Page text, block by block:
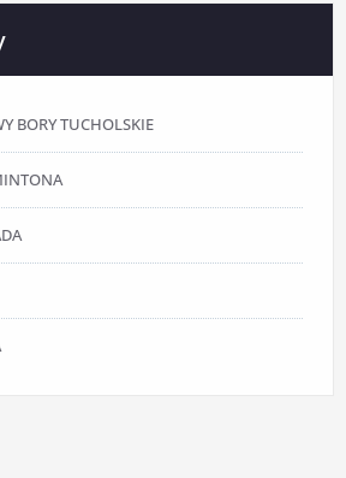
BORY TUCHOLSKIE